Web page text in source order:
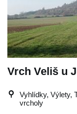
Vrch Veliš u
Vyhlídky, Výlety,
vrcholy